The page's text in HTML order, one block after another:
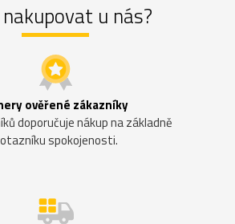
nakupovat u nás?
ověřené zákazníky
doporučuje nákup na základně
spokojenosti.